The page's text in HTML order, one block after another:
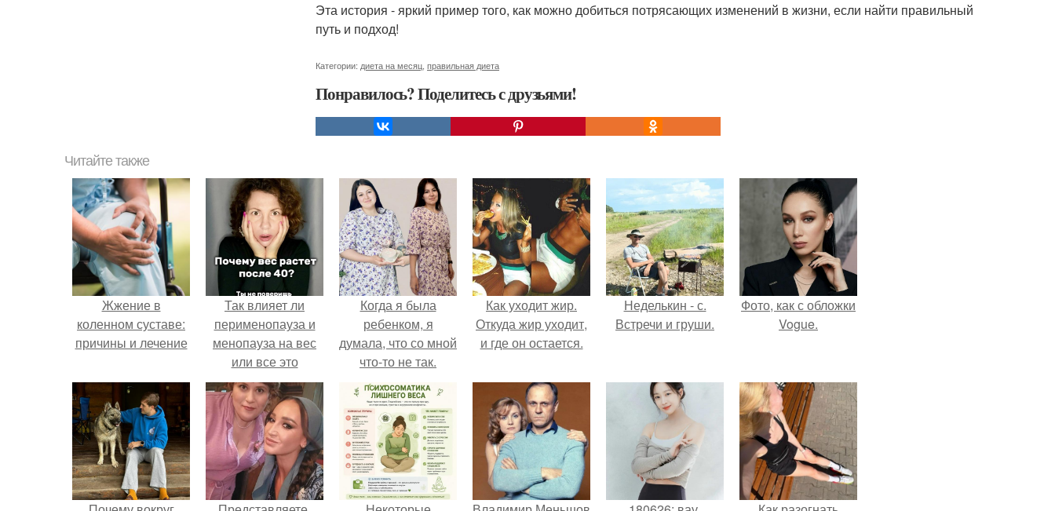
Эта история - яркий пример того, как можно добиться потрясающих изменений в жизни, если найти правильный
путь и подход!
Категории: диета на месяц правильная диета
Понравилось? Поделитесь с друзьями!
Читайте также
Жжение в
коленном суставе:
причины и лечение
Так влияет ли
перименопауза и
менопауза на вес
или все это
ерунда?
Когда я была
ребенком, я
думала, что со мной
что-то не так.
Как уходит жир.
Откуда жир уходит,
и где он остается.
Неделькин - с.
Встречи и груши.
Фото, как с обложки
Vogue.